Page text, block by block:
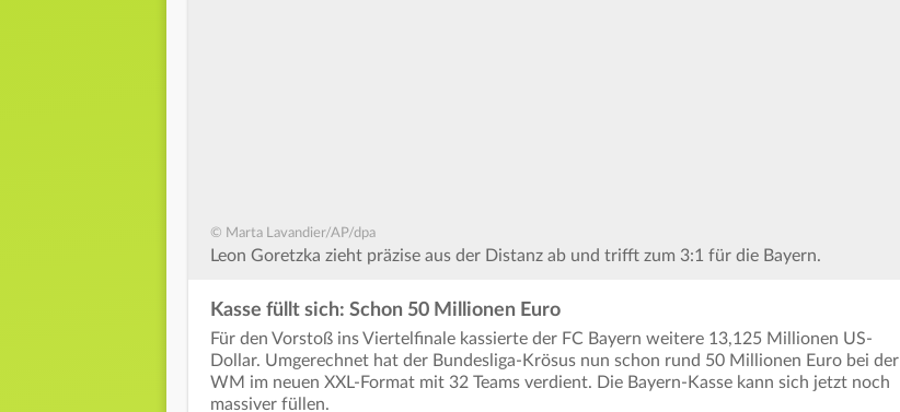
© Marta Lavandier/AP/dpa
Leon Goretzka zieht präzise aus der Distanz ab und trifft zum 3:1 für die Bayern.
Kasse füllt sich: Schon 50 Millionen Euro
Für den Vorstoß ins Viertelfinale kassierte der FC Bayern weitere 13,125 Millionen US-
Dollar. Umgerechnet hat der Bundesliga-Krösus nun schon rund 50 Millionen Euro bei der
WM im neuen XXL-Format mit 32 Teams verdient. Die Bayern-Kasse kann sich jetzt noch
massiver füllen.